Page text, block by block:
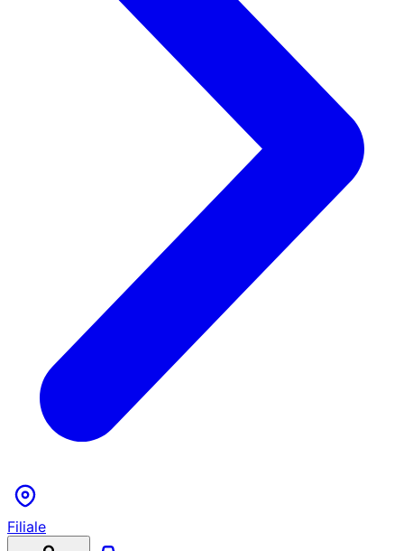
Filiale